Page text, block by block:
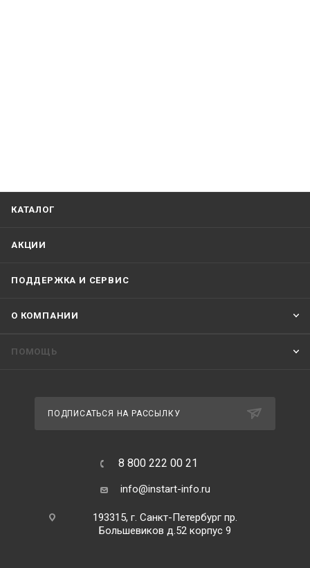
КАТАЛОГ
АКЦИИ
ПОДДЕРЖКА И СЕРВИС
О КОМПАНИИ
ПОМОЩЬ
ПОДПИСАТЬСЯ НА РАССЫЛКУ
8 800 222 00 21
info@instart-info.ru
193315, г. Санкт-Петербург пр.
Большевиков д.52 корпус 9